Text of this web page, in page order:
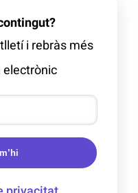
i rebràs més
electrònic